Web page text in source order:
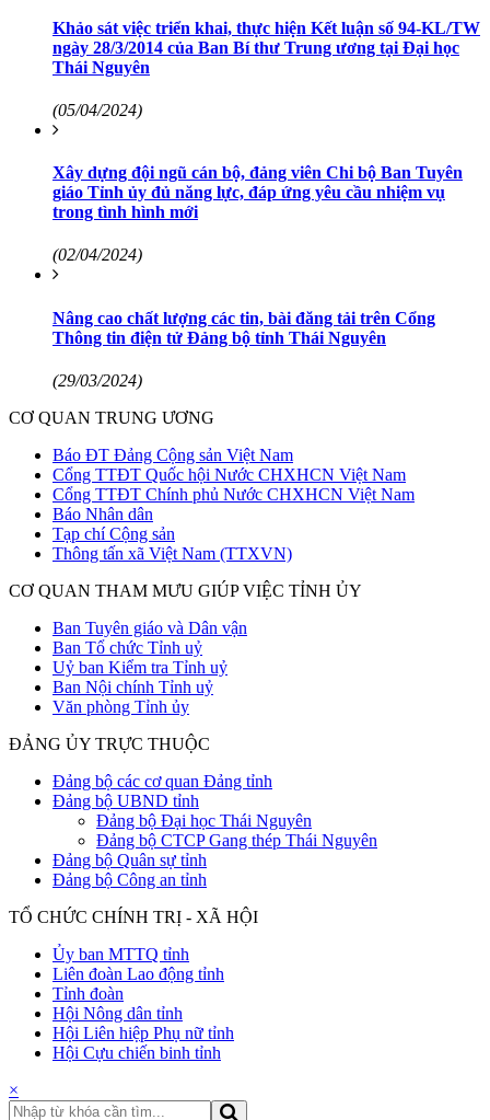
Khảo sát việc triển khai, thực hiện Kết luận số 94-KL/TW
ngày 28/3/2014 của Ban Bí thư Trung ương tại Đại học
Thái Nguyên
(05/04/2024)
Xây dựng đội ngũ cán bộ, đảng viên Chi bộ Ban Tuyên
giáo Tỉnh ủy đủ năng lực, đáp ứng yêu cầu nhiệm vụ
trong tình hình mới
(02/04/2024)
Nâng cao chất lượng các tin, bài đăng tải trên Cổng
Thông tin điện tử Đảng bộ tỉnh Thái Nguyên
(29/03/2024)
CƠ QUAN TRUNG ƯƠNG
Báo ĐT Đảng Cộng sản Việt Nam
Cổng TTĐT Quốc hội Nước CHXHCN Việt Nam
Cổng TTĐT Chính phủ Nước CHXHCN Việt Nam
Báo Nhân dân
Tạp chí Cộng sản
Thông tấn xã Việt Nam (TTXVN)
CƠ QUAN THAM MƯU GIÚP VIỆC TỈNH ỦY
Ban Tuyên giáo và Dân vận
Ban Tổ chức Tỉnh uỷ
Uỷ ban Kiểm tra Tỉnh uỷ
Ban Nội chính Tỉnh uỷ
Văn phòng Tỉnh ủy
ĐẢNG ỦY TRỰC THUỘC
Đảng bộ các cơ quan Đảng tỉnh
Đảng bộ UBND tỉnh
Đảng bộ Đại học Thái Nguyên
Đảng bộ CTCP Gang thép Thái Nguyên
Đảng bộ Quân sự tỉnh
Đảng bộ Công an tỉnh
TỔ CHỨC CHÍNH TRỊ - XÃ HỘI
Ủy ban MTTQ tỉnh
Liên đoàn Lao động tỉnh
Tỉnh đoàn
Hội Nông dân tỉnh
Hội Liên hiệp Phụ nữ tỉnh
Hội Cựu chiến binh tỉnh
×